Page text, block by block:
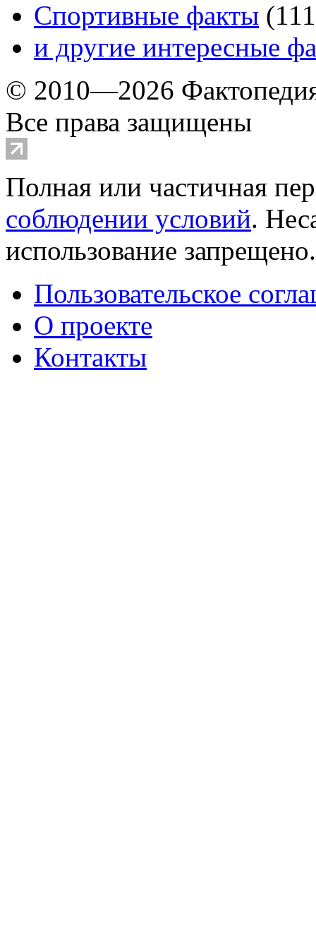
Спортивные факты (111
и другие интересные
© 2010—2026
Все права защищены
Полная или частичная
соблюдении условий.
использование
Пользовательское
О проекте
Контакты